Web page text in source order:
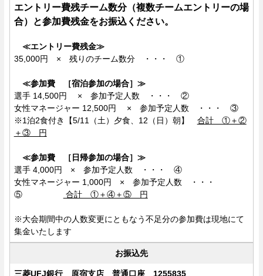
エントリー費残チーム数分（複数チームエントリーの場
合）と参加費残金をお振込ください。
≪エントリー費残金≫
35,000円 × 残りのチーム数分 ・・・ ①
≪参加費 ［宿泊参加の場合］≫
選手 14,500円 × 参加予定人数 ・・・ ②
女性マネージャー 12,500円 × 参加予定人数 ・・・ ③
※1泊2食付き【5/11（土）夕食、12（日）朝】 合計 ①＋②
＋③ 円
≪参加費 ［日帰参加の場合］≫
選手 4,000円 × 参加予定人数 ・・・ ④
女性マネージャー 1,000円 × 参加予定人数 ・・・
⑤
合計 ①＋④＋⑤ 円
※大会期間中の人数変更にともなう不足分の参加費は現地にて
集金いたします
お振込先
三菱UFJ銀行 原宿支店 普通口座 1255835